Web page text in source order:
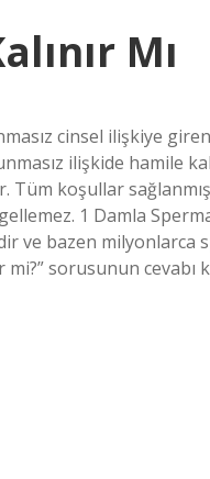
Mı
cinsel ilişkiye
ilişkide hamile
Tüm koşullar
1 Damla
ve bazen milyonlarca
sorusunun cevabı